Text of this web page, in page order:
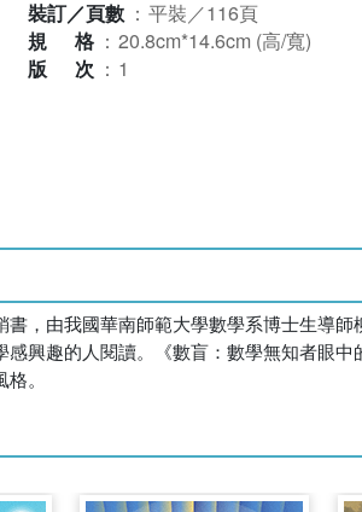
裝訂／頁數 ： 平裝／116頁
規格 ： 20.8cm*14.6cm (高/寬)
版次 ： 1
書，由我國華南師範大學數學系博士生
興趣的人閱讀。《數盲：數學無知者眼
。